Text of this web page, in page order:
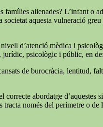
alienades? L’infant o
aquesta vulneració
d’atenció mèdica i
jurídic, psicològic i públic, en
de burocràcia, lentitud,
abordatge d’aquestes
només del perímetre o de